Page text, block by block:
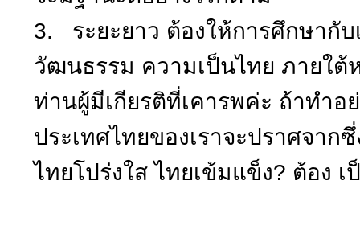
3. ระยะยาว ต้องให้การศึกษากั
วัฒนธรรม ความเป็นไทย ภายใต้
ท่านผู้มีเกียรติที่เคารพค่ะ ถ้าทำ
ประเทศไทยของเราจะปราศจา
ไทยโปร่งใส ไทยเข้มแข็ง? ต้อง